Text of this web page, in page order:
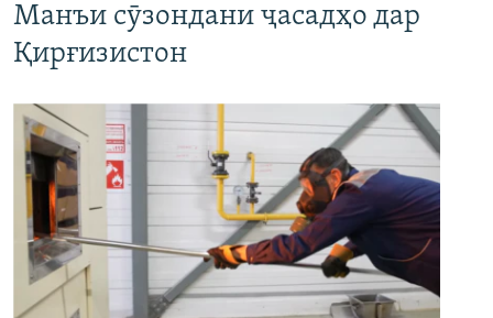
Манъи сӯзондани ҷасадҳо дар
Қирғизистон